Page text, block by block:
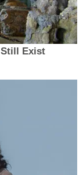
Still Exist